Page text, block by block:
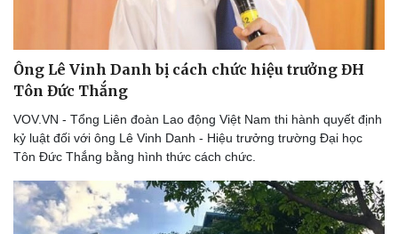
Ông Lê Vinh Danh bị cách chức hiệu trưởng ĐH
Tôn Đức Thắng
VOV.VN - Tổng Liên đoàn Lao động Việt Nam thi hành quyết định
kỷ luật đối với ông Lê Vinh Danh - Hiệu trưởng trường Đại học
Tôn Đức Thắng bằng hình thức cách chức.